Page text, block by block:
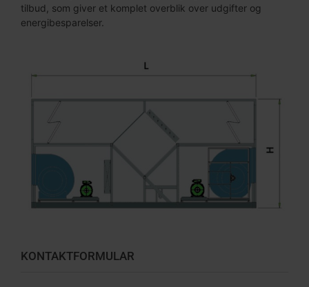
tilbud, som giver et komplet overblik over udgifter og
energibesparelser.
KONTAKTFORMULAR